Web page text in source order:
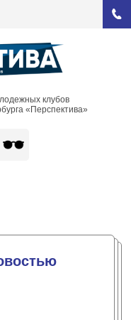
клубов
«Перспектива»